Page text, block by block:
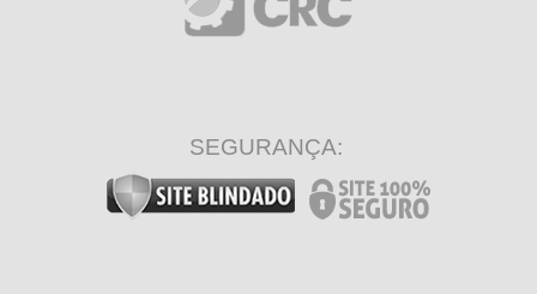
SEGURANÇA: